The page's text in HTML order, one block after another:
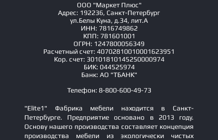
ООО "Маркет Плюс"
Адрес: 192236, Санкт-Петербург
ул.Белы Куна, д.34, лит.А
ИНН: 7816749862
КПП: 781601001
ОГРН: 1247800056349
Расчетный счет: 40702810010001623951
Кор. счет: 30101810145250000974
БИК: 044525974
Банк: АО "ТБАНК"
Телефон: 8-800-600-49-73
"Elite1" Фабрика мебели находится в Санкт-
Петербурге. Предприятие основано в 2013 году.
Основу нашего производства составляет концепция
производства мебели из экологически чистых